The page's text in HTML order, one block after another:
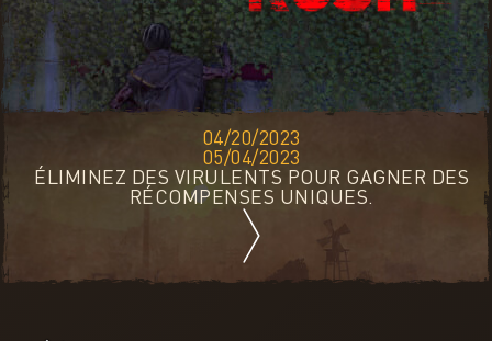
04/20/2023
05/04/2023
ÉLIMINEZ DES VIRULENTS POUR GAGNER DES
RÉCOMPENSES UNIQUES.